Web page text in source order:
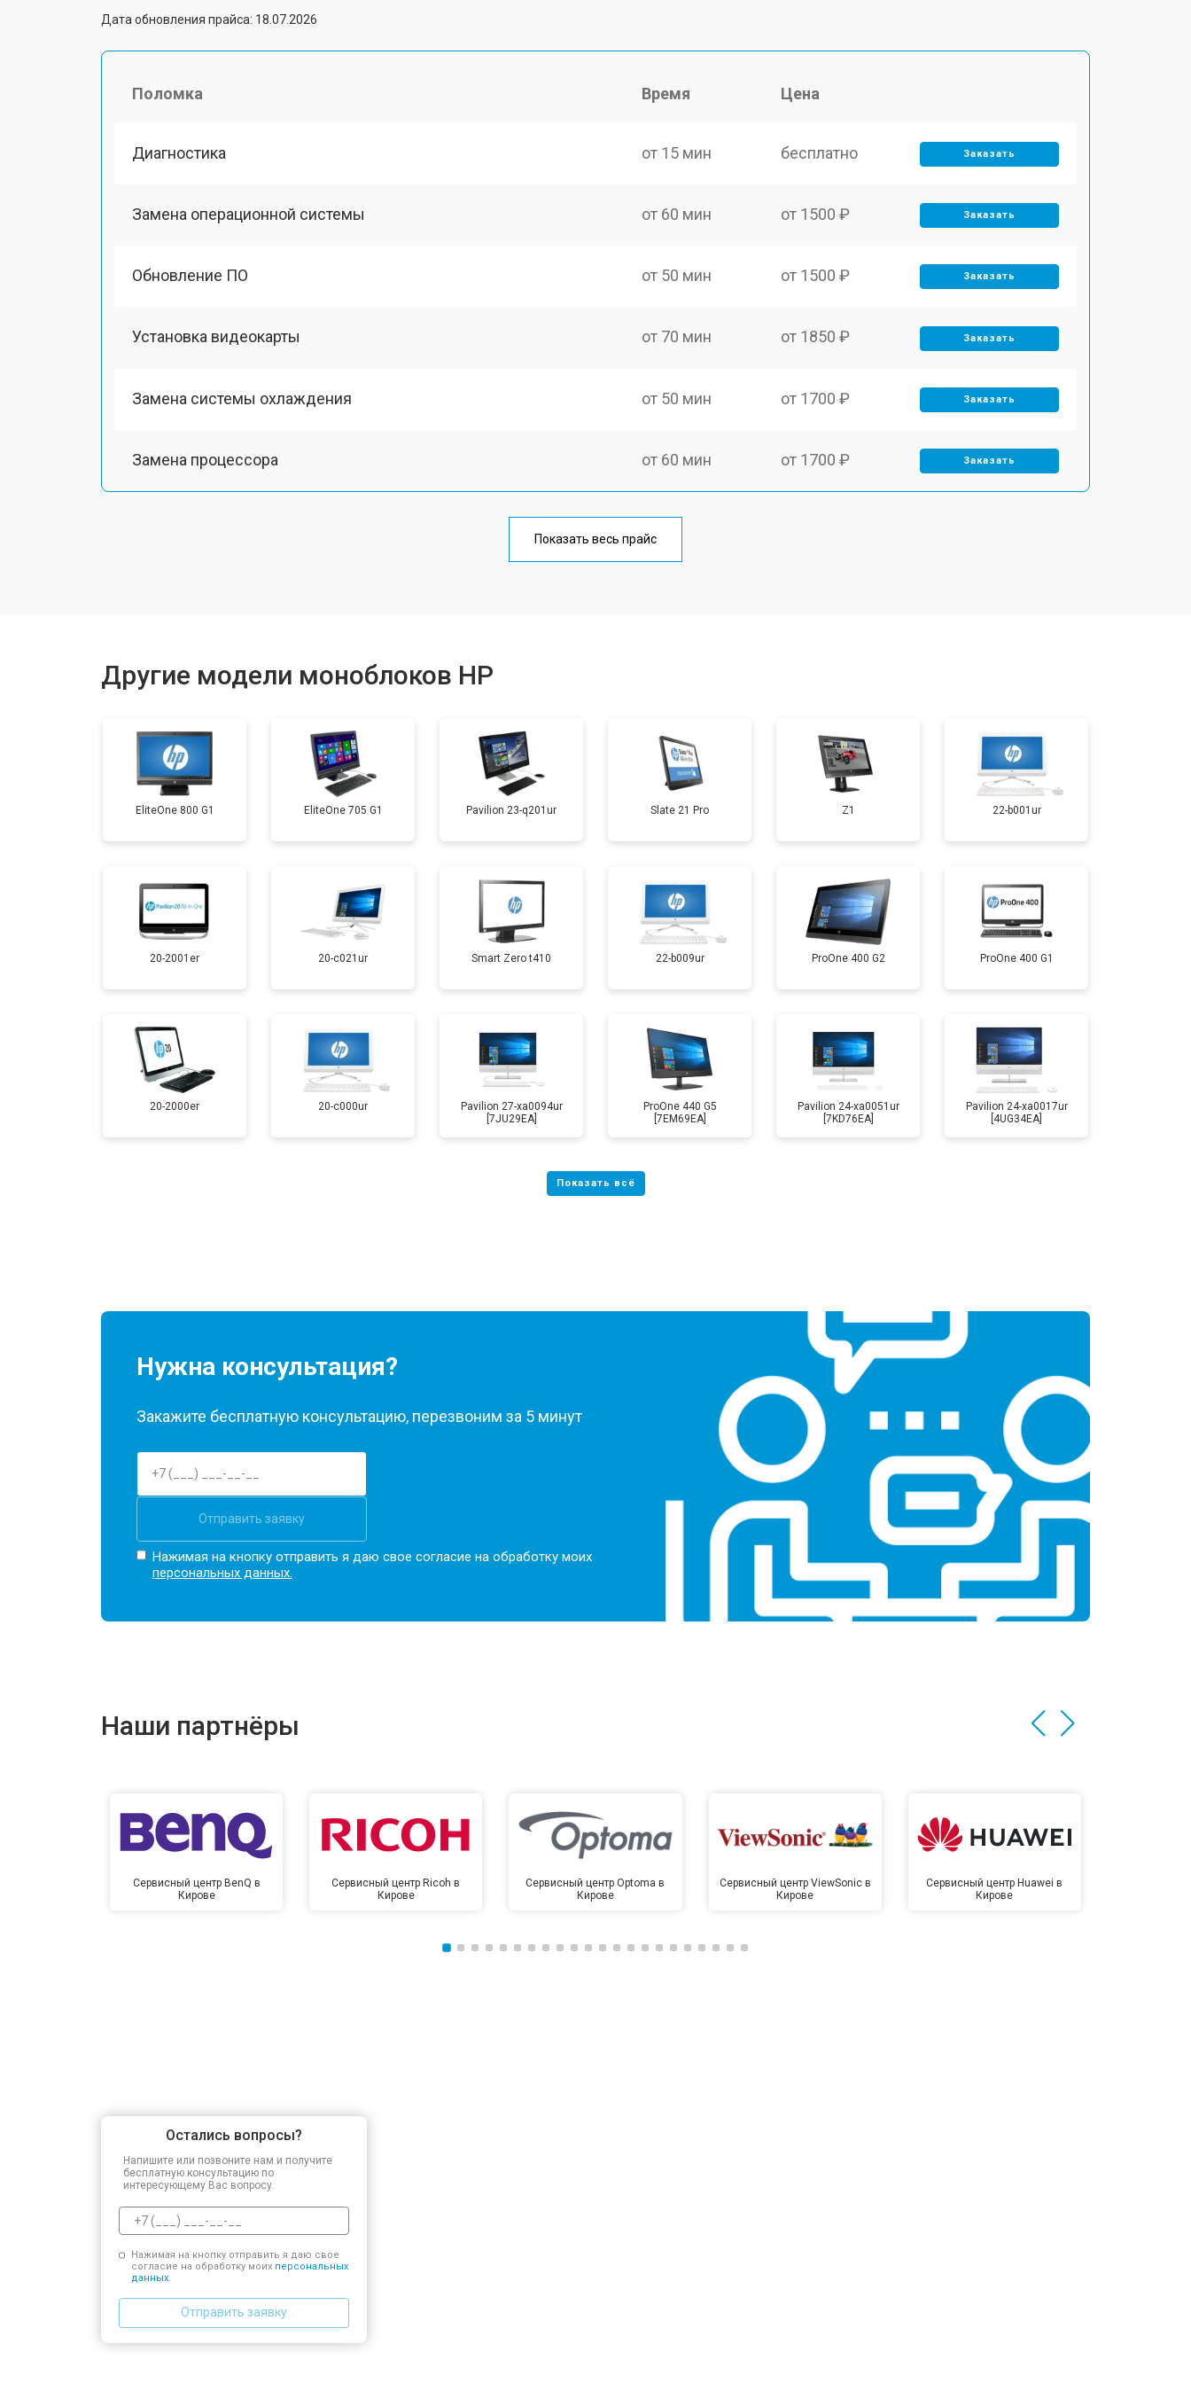
Дата обновления прайса: 18.07.2026
Поломка Время Цена
Диагностика от 15 мин бесплатно Заказать
Замена операционной системы от 60 мин от 1500 ₽ Заказать
Обновление ПО от 50 мин от 1500 ₽ Заказать
Установка видеокарты от 70 мин от 1850 ₽ Заказать
Замена системы охлаждения от 50 мин от 1700 ₽ Заказать
Замена процессора от 60 мин от 1700 ₽ Заказать
от 50 мин
Показать весь прайс
Другие модели моноблоков HP
EliteOne 800 G1 EliteOne 705 G1 Pavilion 23-q201ur Slate 21 Pro Z1 22-b001ur
20-2001er 20-c021ur Smart Zero t410 22-b009ur ProOne 400 G2 ProOne 400 G1
20-2000er 20-c000ur
Pavilion 27-xa0094ur
[7JU29EA]
ProOne 440 G5
[7EM69EA]
Pavilion 24-xa0051ur
[7KD76EA]
Pavilion 24-xa0017ur
[4UG34EA]
Нужна консультация?
Закажите бесплатную консультацию, перезвоним за 5 минут
Отправить заявку
Нажимая на кнопку отправить я даю свое согласие на обработку моих
персональных данных.
Наши партнёры
Сервисный центр BenQ в
Кирове
Сервисный центр Ricoh в
Кирове
Сервисный центр Optoma в
Кирове
Сервисный центр ViewSonic в
Кирове
Сервисный центр Huawei в
Кирове
Остались вопросы?
Напишите или позвоните нам и получите
бесплатную консультацию по
интересующему Вас вопросу.
Нажимая на кнопку отправить я даю свое
согласие на обработку моих персональных
данных.
Отправить заявку